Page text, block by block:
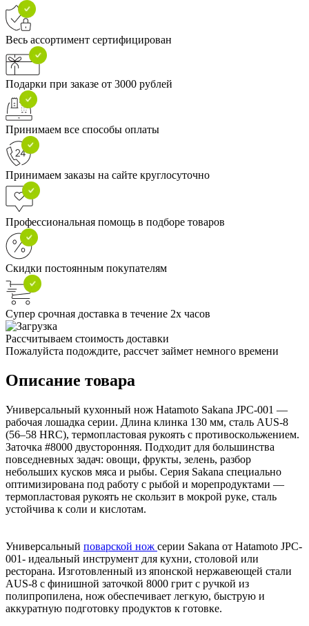
Весь ассортимент сертифицирован
Подарки при заказе от 3000 рублей
Принимаем все способы оплаты
Принимаем заказы на сайте круглосуточно
Профессиональная помощь в подборе товаров
Скидки постоянным покупателям
Супер срочная доставка в течение 2х часов
Рассчитываем стоимость доставки
Пожалуйста подождите, рассчет займет немного времени
Описание товара
Универсальный кухонный нож Hatamoto Sakana JPC-001 —
рабочая лошадка серии. Длина клинка 130 мм, сталь AUS-8
(56–58 HRC), термопластовая рукоять с противоскольжением.
Заточка #8000 двусторонняя. Подходит для большинства
повседневных задач: овощи, фрукты, зелень, разбор
небольших кусков мяса и рыбы. Серия Sakana специально
оптимизирована под работу с рыбой и морепродуктами —
термопластовая рукоять не скользит в мокрой руке, сталь
устойчива к соли и кислотам.
Универсальный поварской нож серии Sakana от Hatamoto JPC-
001- идеальный инструмент для кухни, столовой или
ресторана. Изготовленный из японской нержавеющей стали
AUS-8 с финишной заточкой 8000 грит с ручкой из
полипропилена, нож обеспечивает легкую, быструю и
аккуратную подготовку продуктов к готовке.